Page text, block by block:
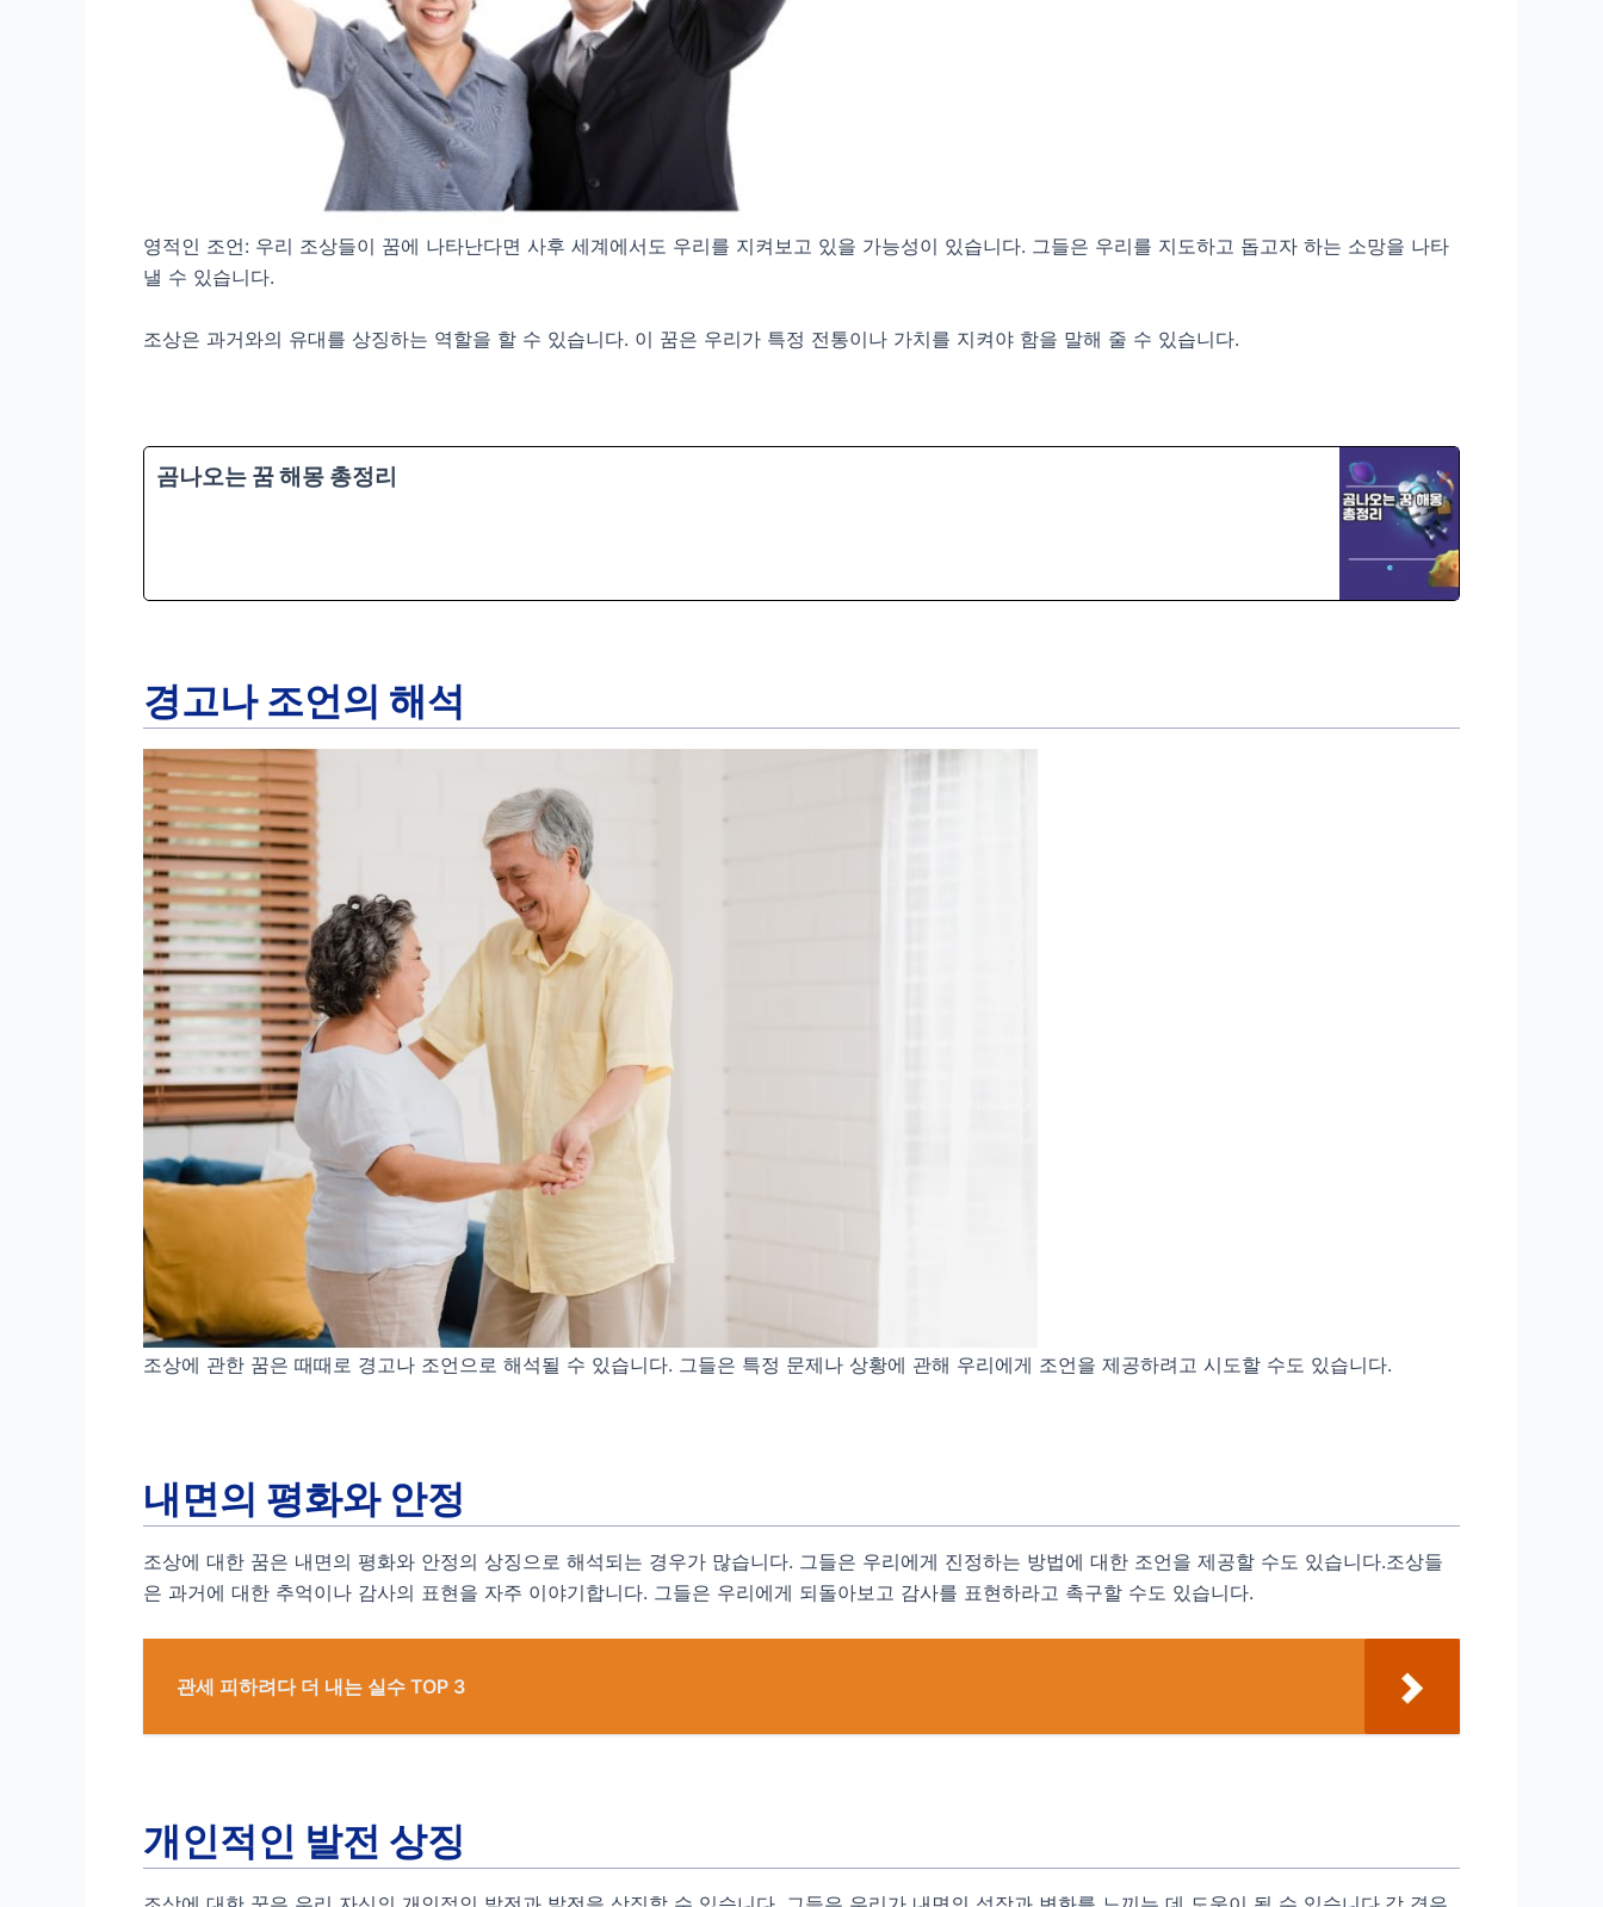
영적인 조언: 우리 조상들이 꿈에 나타난다면 사후 세계에서도 우리를 지켜보고 있을 가능성이 있습니다. 그들은 우리를 지도하고 돕고자 하는 소망을 나타
낼 수 있습니다.
조상은 과거와의 유대를 상징하는 역할을 할 수 있습니다. 이 꿈은 우리가 특정 전통이나 가치를 지켜야 함을 말해 줄 수 있습니다.
곰나오는 꿈 해몽 총정리
경고나 조언의 해석
조상에 관한 꿈은 때때로 경고나 조언으로 해석될 수 있습니다. 그들은 특정 문제나 상황에 관해 우리에게 조언을 제공하려고 시도할 수도 있습니다.
내면의 평화와 안정
조상에 대한 꿈은 내면의 평화와 안정의 상징으로 해석되는 경우가 많습니다. 그들은 우리에게 진정하는 방법에 대한 조언을 제공할 수도 있습니다.조상들
은 과거에 대한 추억이나 감사의 표현을 자주 이야기합니다. 그들은 우리에게 되돌아보고 감사를 표현하라고 촉구할 수도 있습니다.
관세 피하려다 더 내는 실수 TOP 3
개인적인 발전 상징